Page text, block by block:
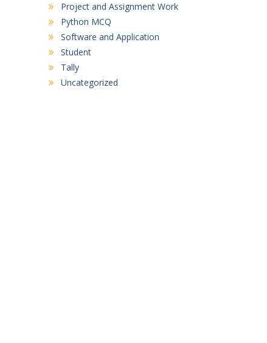
Project and Assignment Work
Python MCQ
Software and Application
Student
Tally
Uncategorized